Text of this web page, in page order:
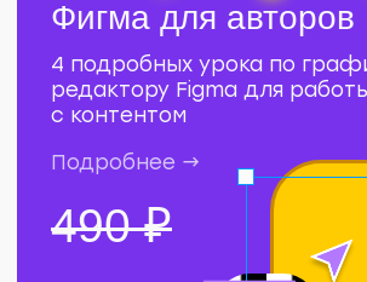
Обкушаться
пирогами и купить
4 990 ₽
Подробнее →